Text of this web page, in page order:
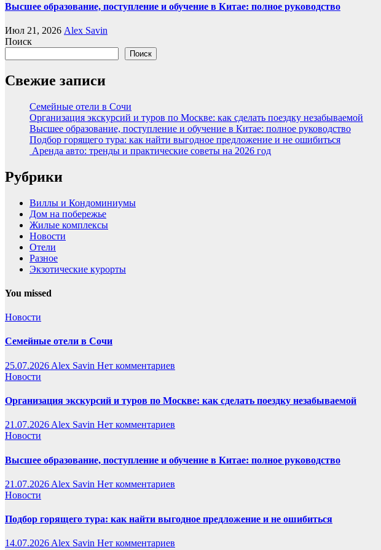
Высшее образование, поступление и обучение в Китае: полное руководство
Июл 21, 2026 Alex Savin
Поиск
Поиск
Свежие записи
Семейные отели в Сочи
Организация экскурсий и туров по Москве: как сделать поездку незабываемой
Высшее образование, поступление и обучение в Китае: полное руководство
Подбор горящего тура: как найти выгодное предложение и не ошибиться
Аренда авто: тренды и практические советы на 2026 год
Рубрики
Виллы и Кондоминиумы
Дом на побережье
Жилые комплексы
Новости
Отели
Разное
Экзотические курорты
You missed
Новости
Семейные отели в Сочи
25.07.2026 Alex Savin Нет комментариев
Новости
Организация экскурсий и туров по Москве: как сделать поездку незабываемой
21.07.2026 Alex Savin Нет комментариев
Новости
Высшее образование, поступление и обучение в Китае: полное руководство
21.07.2026 Alex Savin Нет комментариев
Новости
Подбор горящего тура: как найти выгодное предложение и не ошибиться
14.07.2026 Alex Savin Нет комментариев